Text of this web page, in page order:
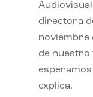
directora
noviembre
de nuestro
explica.